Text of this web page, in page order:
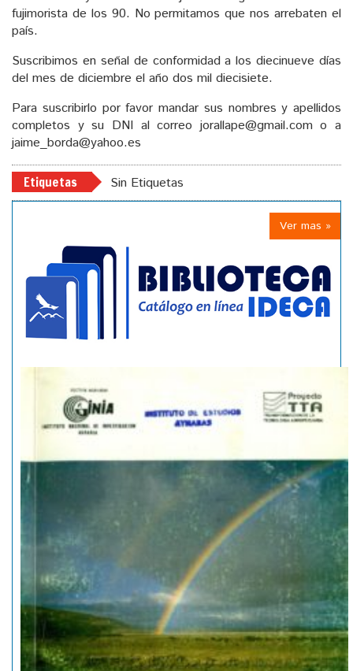
fujimorista de los 90. No permitamos que nos arrebaten el
país.
Suscribimos en señal de conformidad a los diecinueve días
del mes de diciembre el año dos mil diecisiete.
Para suscribirlo por favor mandar sus nombres y apellidos
completos y su DNI al correo jorallape@gmail.com o a
jaime_borda@yahoo.es
Etiquetas Sin Etiquetas
Ver mas »